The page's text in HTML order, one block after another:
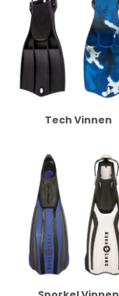
Tech Vinnen